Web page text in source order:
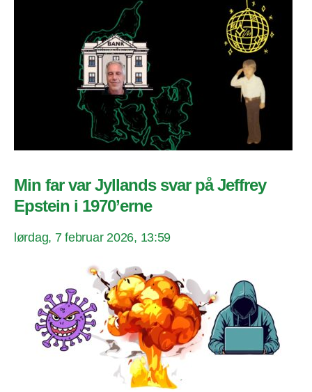
Min far var Jyllands svar på Jeffrey
Epstein i 1970’erne
lørdag, 7 februar 2026, 13:59